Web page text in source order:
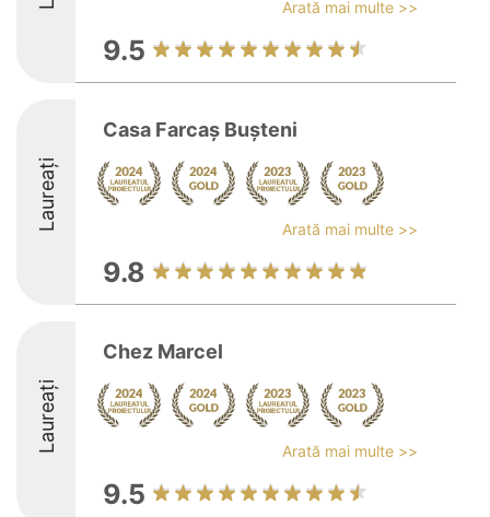
Arată mai multe >>
9.5
Laureați
Casa Farcaș Bușteni
Arată mai multe >>
9.8
Laureați
Chez Marcel
Arată mai multe >>
9.5